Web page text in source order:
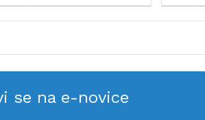
se na e-novice